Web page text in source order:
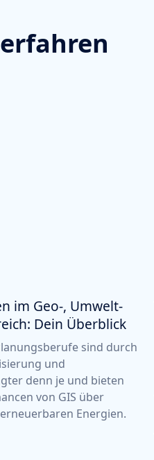
im Geo-, Umwelt-
Dein Überblick
sind durch
und
denn je und bieten
von GIS über
Energien.